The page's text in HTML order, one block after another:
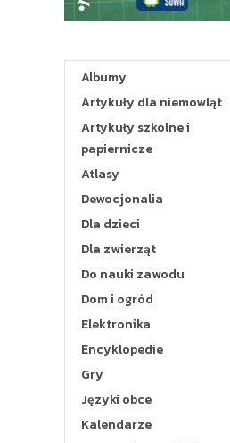
Albumy
Artykuły dla niemowląt
Artykuły szkolne i
papiernicze
Atlasy
Dewocjonalia
Dla dzieci
Dla zwierząt
Do nauki zawodu
Dom i ogród
Elektronika
Encyklopedie
Gry
Języki obce
Kalendarze